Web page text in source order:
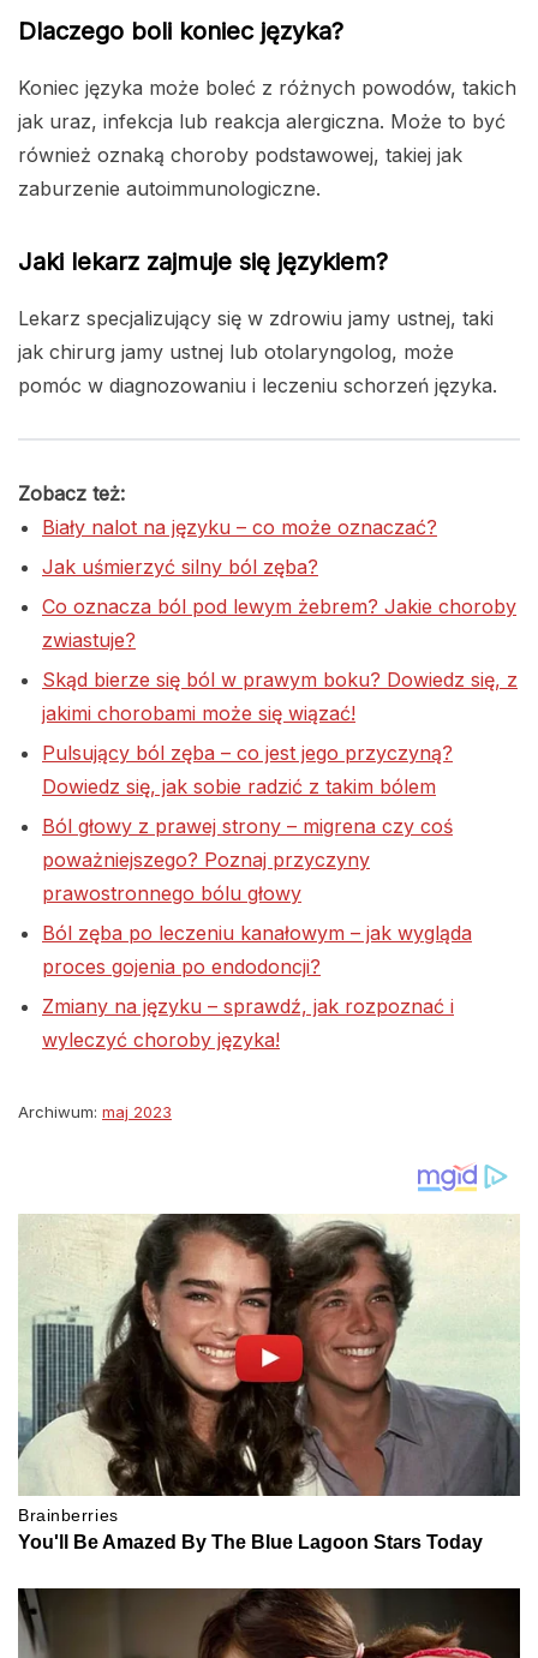
Dlaczego boli koniec języka?
Koniec języka może boleć z różnych powodów, takich
jak uraz, infekcja lub reakcja alergiczna. Może to być
również oznaką choroby podstawowej, takiej jak
zaburzenie autoimmunologiczne.
Jaki lekarz zajmuje się językiem?
Lekarz specjalizujący się w zdrowiu jamy ustnej, taki
jak chirurg jamy ustnej lub otolaryngolog, może
pomóc w diagnozowaniu i leczeniu schorzeń języka.
Zobacz też:
Biały nalot na języku – co może oznaczać?
Jak uśmierzyć silny ból zęba?
Co oznacza ból pod lewym żebrem? Jakie choroby
zwiastuje?
Skąd bierze się ból w prawym boku? Dowiedz się, z
jakimi chorobami może się wiązać!
Pulsujący ból zęba – co jest jego przyczyną?
Dowiedz się, jak sobie radzić z takim bólem
Ból głowy z prawej strony – migrena czy coś
poważniejszego? Poznaj przyczyny
prawostronnego bólu głowy
Ból zęba po leczeniu kanałowym – jak wygląda
proces gojenia po endodoncji?
Zmiany na języku – sprawdź, jak rozpoznać i
wyleczyć choroby języka!
Archiwum: maj 2023